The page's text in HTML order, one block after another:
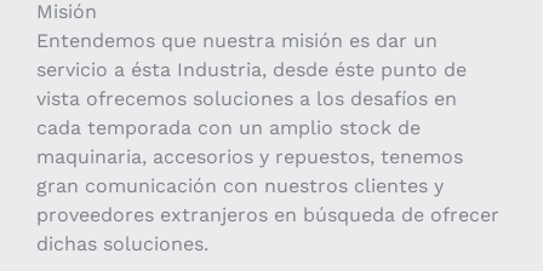
Misión
Entendemos que nuestra misión es dar un
servicio a ésta Industria, desde éste punto de
vista ofrecemos soluciones a los desafíos en
cada temporada con un amplio stock de
maquinaria, accesorios y repuestos, tenemos
gran comunicación con nuestros clientes y
proveedores extranjeros en búsqueda de ofrecer
dichas soluciones.